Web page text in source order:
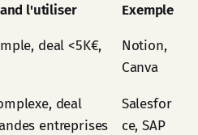
l'utiliser
Exemple
deal <5K€,
Notion,
Canva
deal
entreprises
Salesfor
ce, SAP